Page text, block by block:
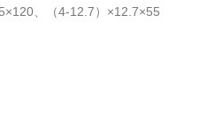
、（4-12.7）×12.7×55